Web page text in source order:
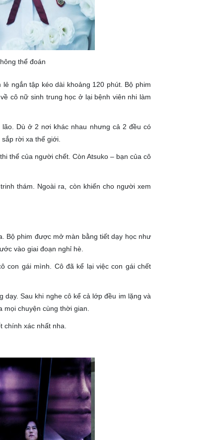
thể đoán
ngắn tập kéo dài khoảng 120 phút. Bộ phim
cô nữ sinh trung học ở lại bệnh viên nhi làm
Dù ở 2 nơi khác nhau nhưng cả 2 đều có
rời xa thế giới.
thể của người chết. Còn Atsuko – bạn của cô
thám. Ngoài ra, còn khiến cho người xem
Bộ phim được mở màn bằng tiết dạy học như
vào giai đoạn nghỉ hè.
con gái mình. Cô đã kể lại việc con gái chết
Sau khi nghe cô kể cả lớp đều im lặng và
mọi chuyện cùng thời gian.
chính xác nhất nha.